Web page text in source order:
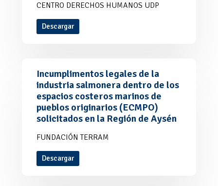
CENTRO DERECHOS HUMANOS UDP
Descargar
Incumplimentos legales de la
industria salmonera dentro de los
espacios costeros marinos de
pueblos originarios (ECMPO)
solicitados en la Región de Aysén
FUNDACIÓN TERRAM
Descargar